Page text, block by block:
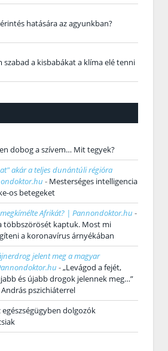
hatására az agyunkban?
szabad a kisbabákat a klíma elé tenni
dobog a szívem… Mit tegyek?
akár a teljes dunántúli régióra
- Mesterséges intelligencia
os betegeket
Afrikát? | Pannondoktor.hu -
többszörösét kaptuk. Most mi
a koronavírus árnyékában
jelent meg a magyar
-„Levágod a fejét,
és újabb drogok jelennek meg…”
pszichiáterrel
egészségügyben dolgozók